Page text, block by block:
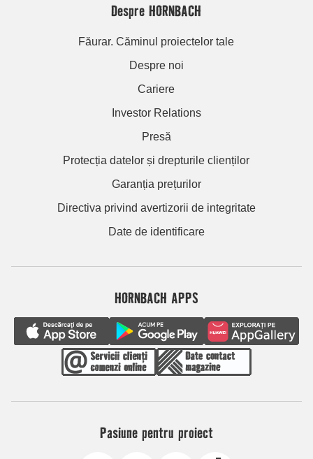
Despre HORNBACH
Făurar. Căminul proiectelor tale
Despre noi
Cariere
Investor Relations
Presă
Protecția datelor și drepturile clienților
Garanția prețurilor
Directiva privind avertizorii de integritate
Date de identificare
HORNBACH APPS
Pasiune pentru proiect